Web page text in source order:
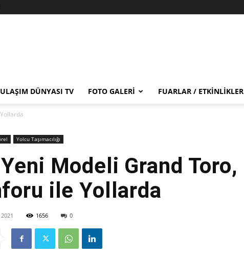
ULAŞIM DÜNYASI TV FOTO GALERI FUARLAR / ETKINLIKLER
Yolcu Taşımacılığı
Modeli Grand Toro,
ile Yollarda
1656 0